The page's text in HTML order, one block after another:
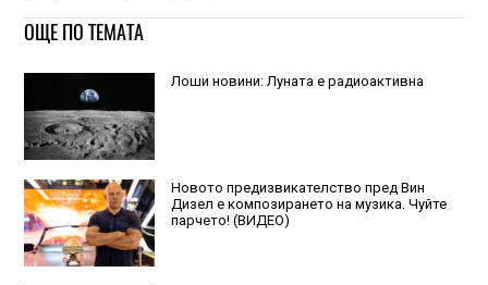
ОЩЕ ПО ТЕМАТА
Лоши новини: Луната е радиоактивна
Новото предизвикателство пред Вин
Дизел е композирането на музика. Чуйте
парчето! (ВИДЕО)